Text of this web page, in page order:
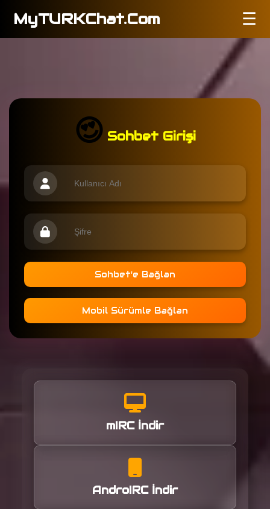
MyTURKChat.Com ☰
😍Sohbet Girişi
Sohbet'e Bağlan
Mobil Sürümle Bağlan
mIRC İndir
AndroIRC İndir